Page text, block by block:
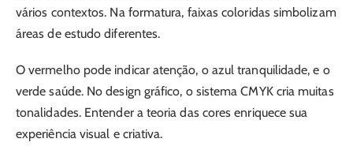
vários contextos. Na formatura, faixas coloridas simbolizam
áreas de estudo diferentes.
O vermelho pode indicar atenção, o azul tranquilidade, e o
verde saúde. No design gráfico, o sistema CMYK cria muitas
tonalidades. Entender a teoria das cores enriquece sua
experiência visual e criativa.